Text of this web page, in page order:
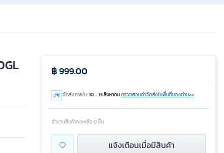
฿ 999.00
จัดส่งภายใน:10 - 13 สิงหาคมตรวจสอบค่าจัดส่งในพื้นที่ของท่าน>>
จำนวนสินค้าคงเหลือ 0 ชิ้น
แจ้งเตือนเมื่อมีสินค้า